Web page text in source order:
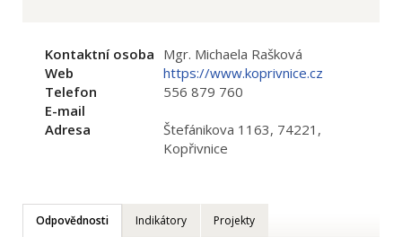
Kontaktní osoba Mgr. Michaela Rašková
Web
https://www.koprivnice.cz
Telefon
556 879 760
E-mail
Adresa
Štefánikova 1163, 74221,
Kopřivnice
Odpovědnosti Indikátory Projekty